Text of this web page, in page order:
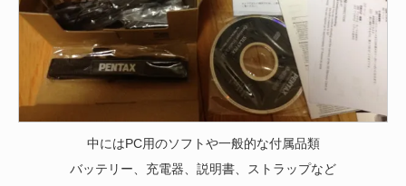
中にはPC用のソフトや一般的な付属品類
バッテリー、充電器、説明書、ストラップなど